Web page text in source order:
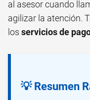
al asesor cuando
agilizar la atención.
los servicios de
💡 Resumen